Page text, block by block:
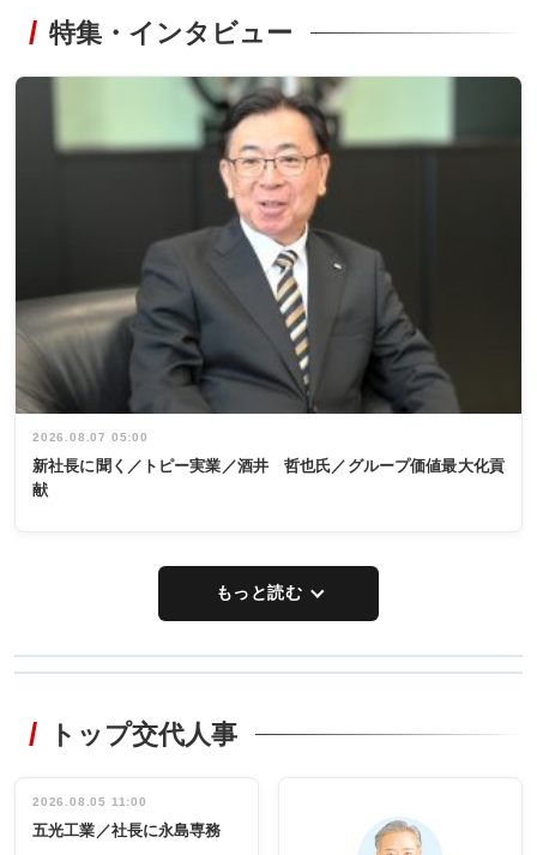
特集・インタビュー
2026.08.07 05:00
新社長に聞く／トピー実業／酒井 哲也氏／グループ価値最大化貢
献
もっと読む
非鉄業界で
インタビュ
ー／社内ア
タックトレー
祝う 業界関
係者ら220人
出席
トップ交代人事
2026.08.05 11:00
五光工業／社長に永島専務